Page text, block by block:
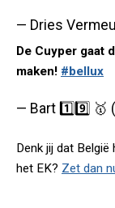
— Dries
De Cuyper gaat
maken! #bellux
— Bart 1️⃣9️⃣ 🥇
Denk jij dat
het EK? Zet dan